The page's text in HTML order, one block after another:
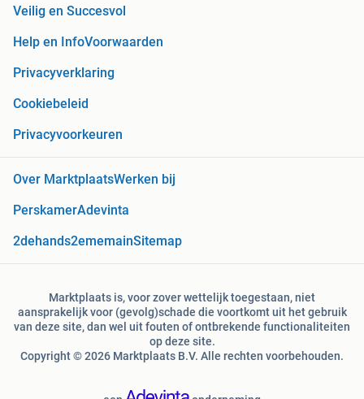
Veilig en Succesvol
Help en InfoVoorwaarden
Privacyverklaring
Cookiebeleid
Privacyvoorkeuren
Over MarktplaatsWerken bij
PerskamerAdevinta
2dehands2ememainSitemap
Marktplaats is, voor zover wettelijk toegestaan, niet
aansprakelijk voor (gevolg)schade die voortkomt uit het gebruik
van deze site, dan wel uit fouten of ontbrekende functionaliteiten
op deze site.
Copyright © 2026 Marktplaats B.V. Alle rechten voorbehouden.